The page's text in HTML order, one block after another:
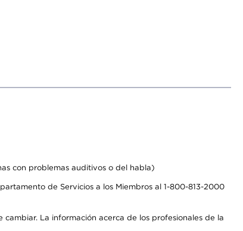
con problemas auditivos o del habla)
de Servicios a los Miembros al 1-800-813-2000
La información acerca de los profesionales de la